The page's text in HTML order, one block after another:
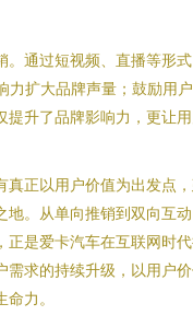
。通过短视频、直播等形
力扩大品牌声量；鼓励用
提升了品牌影响力，更让
真正以用户价值为出发点
地。从单向推销到双向互
正是爱卡汽车在互联网时
需求的持续升级，以用户
力。